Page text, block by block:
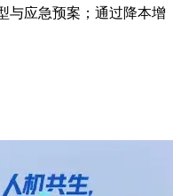
与应急预案；通过降本增